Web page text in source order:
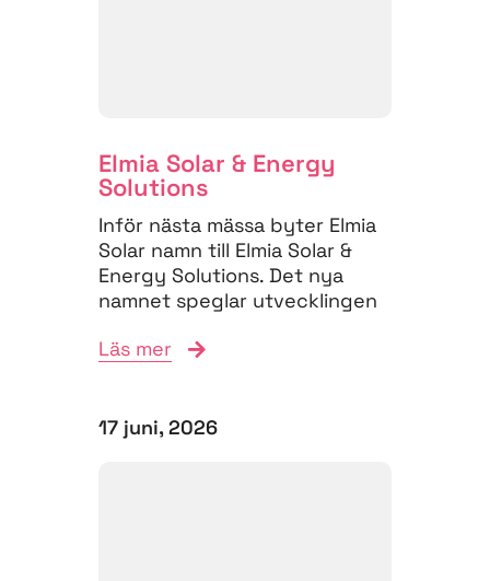
Elmia Solar & Energy
Solutions
Inför nästa mässa byter Elmia
Solar namn till Elmia Solar &
Energy Solutions. Det nya
namnet speglar utvecklingen
Läs mer
17 juni, 2026